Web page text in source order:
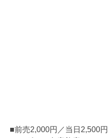
■前売2,000円／当日2,500